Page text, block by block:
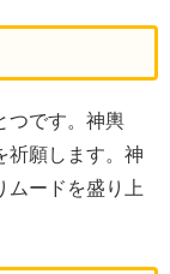
つです。神輿
祈願します。神
ムードを盛り上